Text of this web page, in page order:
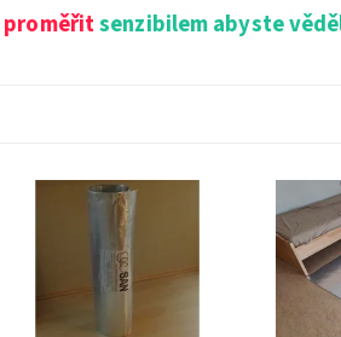
proměřitsenzibilem abyste
Samostatná podložka
GeoSan pro stínění zemních
vlivů tj, geopatogenních zón
se 100% účinností.
100% a
křížení